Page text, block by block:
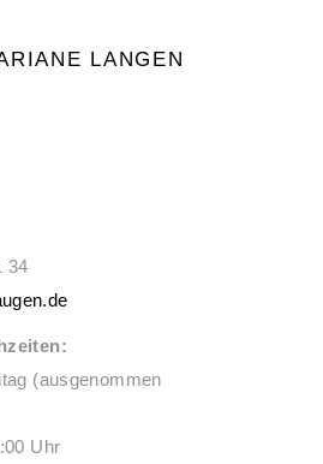
LANGEN
34
(ausgenommen
Uhr